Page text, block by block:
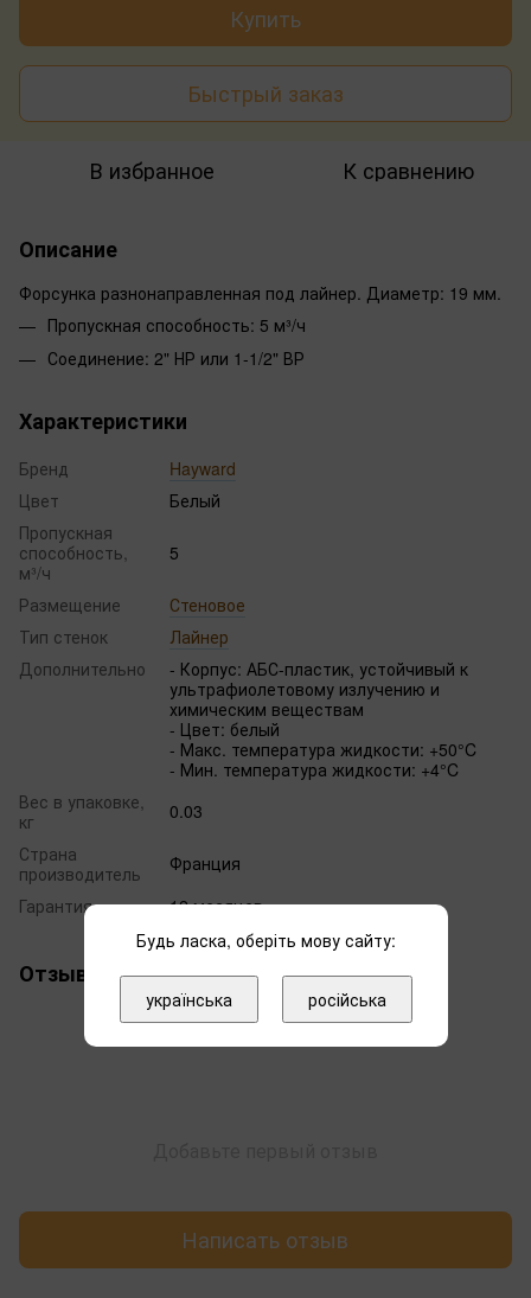
Купить
Быстрый заказ
В избранное К сравнению
Описание
Форсунка разнонаправленная под лайнер. Диаметр: 19 мм.
Пропускная способность: 5 м³/ч
Соединение: 2" НР или 1-1/2" ВР
Характеристики
Бренд
Hayward
Цвет
Белый
Пропускная
способность,
м³/ч
5
Размещение
Стеновое
Тип стенок
Лайнер
Дополнительно
- Корпус: АБС-пластик, устойчивый к
ультрафиолетовому излучению и
химическим веществам
- Цвет: белый
- Макс. температура жидкости: +50°C
- Мин. температура жидкости: +4°C
Вес в упаковке,
кг
0.03
Страна
производитель
Франция
Гарантия
12 месяцев
Отзывы
Написать отзыв
Будь ласка, оберіть мову сайту:
українська російська